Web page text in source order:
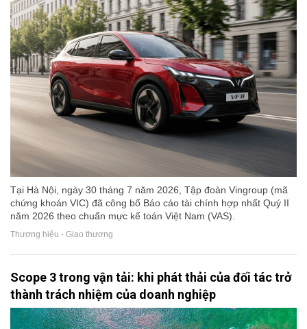
Tại Hà Nội, ngày 30 tháng 7 năm 2026, Tập đoàn Vingroup (mã
chứng khoán VIC) đã công bố Báo cáo tài chính hợp nhất Quý II
năm 2026 theo chuẩn mực kế toán Việt Nam (VAS).
Thương hiệu - Giao thương
Scope 3 trong vận tải: khi phát thải của đối tác trở
thành trách nhiệm của doanh nghiệp